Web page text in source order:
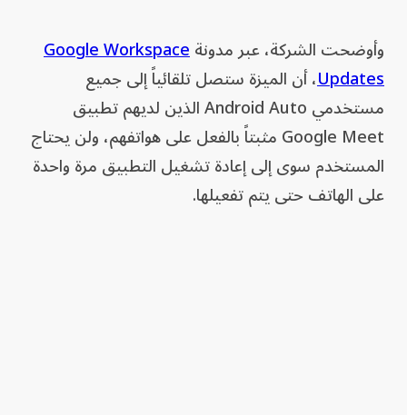
وأوضحت الشركة، عبر مدونةGoogle Workspace
Updates، أن الميزة ستصل تلقائياً إلى جميع
مستخدمي Android Auto الذين لديهم تطبيق
Google Meet مثبتاً بالفعل على هواتفهم، ولن يحتاج
المستخدم سوى إلى إعادة تشغيل التطبيق مرة واحدة
على الهاتف حتى يتم تفعيلها.